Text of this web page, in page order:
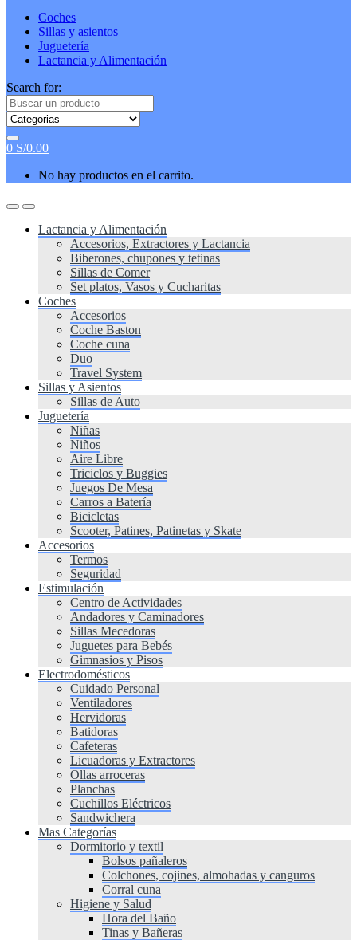
Coches
Sillas y asientos
Juguetería
Lactancia y Alimentación
Search for:
0 S/0.00
No hay productos en el carrito.
Lactancia y Alimentación
Accesorios, Extractores y Lactancia
Biberones, chupones y tetinas
Sillas de Comer
Set platos, Vasos y Cucharitas
Coches
Accesorios
Coche Baston
Coche cuna
Duo
Travel System
Sillas y Asientos
Sillas de Auto
Juguetería
Niñas
Niños
Aire Libre
Triciclos y Buggies
Juegos De Mesa
Carros a Batería
Bicicletas
Scooter, Patines, Patinetas y Skate
Accesorios
Termos
Seguridad
Estimulación
Centro de Actividades
Andadores y Caminadores
Sillas Mecedoras
Juguetes para Bebés
Gimnasios y Pisos
Electrodomésticos
Cuidado Personal
Ventiladores
Hervidoras
Batidoras
Cafeteras
Licuadoras y Extractores
Ollas arroceras
Planchas
Cuchillos Eléctricos
Sandwichera
Mas Categorías
Dormitorio y textil
Bolsos pañaleros
Colchones, cojines, almohadas y canguros
Corral cuna
Higiene y Salud
Hora del Baño
Tinas y Bañeras